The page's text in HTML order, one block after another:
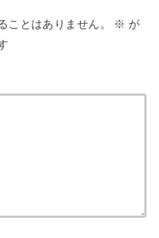
ことはありません。 ※ が